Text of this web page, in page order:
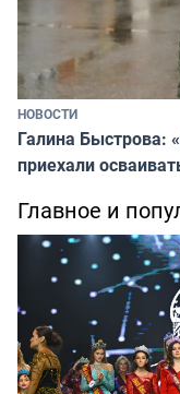
НОВОСТИ
Галина Быстрова:
приехали
Главное и